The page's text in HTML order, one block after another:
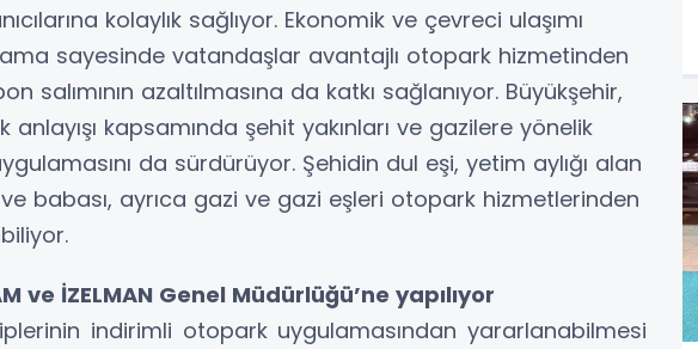
kolaylık sağlıyor. Ekonomik ve çevreci ulaşımı
sayesinde vatandaşlar avantajlı otopark hizmetinden
salımının azaltılmasına da katkı sağlanıyor. Büyükşehir,
kapsamında şehit yakınları ve gazilere yönelik
da sürdürüyor. Şehidin dul eşi, yetim aylığı alan
babası, ayrıca gazi ve gazi eşleri otopark hizmetlerinden
ve İZELMAN Genel Müdürlüğü’ne yapılıyor
indirimli otopark uygulamasından yararlanabilmesi